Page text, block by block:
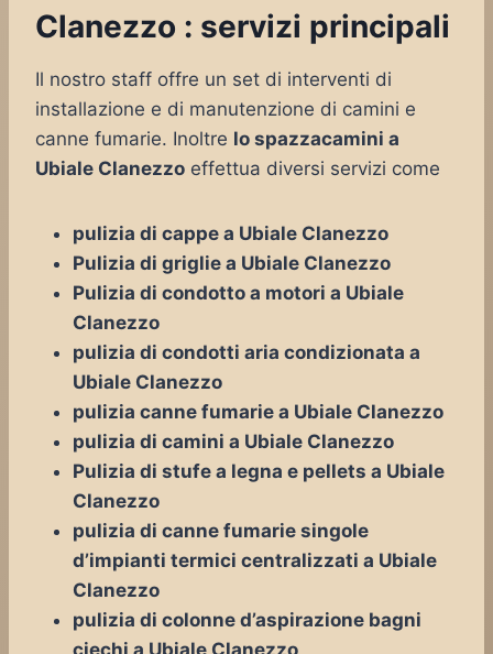
Clanezzo : servizi principali
Il nostro staff offre un set di interventi di
installazione e di manutenzione di camini e
canne fumarie. Inoltre lo spazzacamini a
Ubiale Clanezzo effettua diversi servizi come
pulizia di cappe a Ubiale Clanezzo
Pulizia di griglie a Ubiale Clanezzo
Pulizia di condotto a motori a Ubiale
Clanezzo
pulizia di condotti aria condizionata a
Ubiale Clanezzo
pulizia canne fumarie a Ubiale Clanezzo
pulizia di camini a Ubiale Clanezzo
Pulizia di stufe a legna e pellets a Ubiale
Clanezzo
pulizia di canne fumarie singole
d’impianti termici centralizzati a Ubiale
Clanezzo
pulizia di colonne d’aspirazione bagni
ciechi a Ubiale Clanezzo